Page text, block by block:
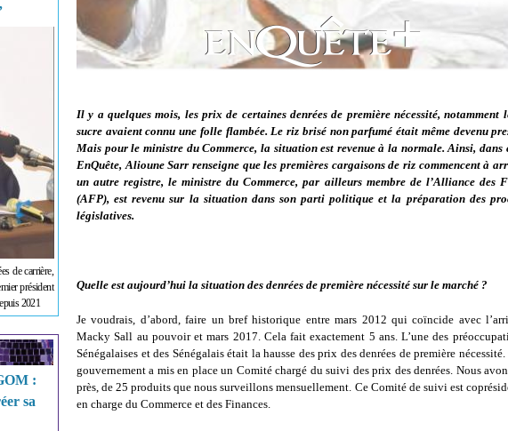
de carrière,
président
2021
:
sa
Il y a quelques mois, les prix de certaines denrées de première nécessité, notamment
sucre avaient connu une folle flambée. Le riz brisé non parfumé était même devenu
Mais pour le ministre du Commerce, la situation est revenue à la normale. Ainsi, dans
EnQuête, Alioune Sarr renseigne que les premières cargaisons de riz commencent à
un autre registre, le ministre du Commerce, par ailleurs membre de l’Alliance des
(AFP), est revenu sur la situation dans son parti politique et la préparation des
législatives.
Quelle est aujourd’hui la situation des denrées de première nécessité sur le marché ?
Je voudrais, d’abord, faire un bref historique entre mars 2012 qui coïncide avec
Macky Sall au pouvoir et mars 2017. Cela fait exactement 5 ans. L’une des
Sénégalaises et des Sénégalais était la hausse des prix des denrées de première
gouvernement a mis en place un Comité chargé du suivi des prix des denrées. Nous
près, de 25 produits que nous surveillons mensuellement. Ce Comité de suivi est
en charge du Commerce et des Finances.